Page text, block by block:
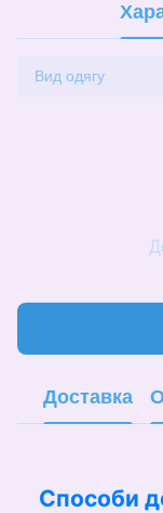
Вид одягу
Доставка
Способи